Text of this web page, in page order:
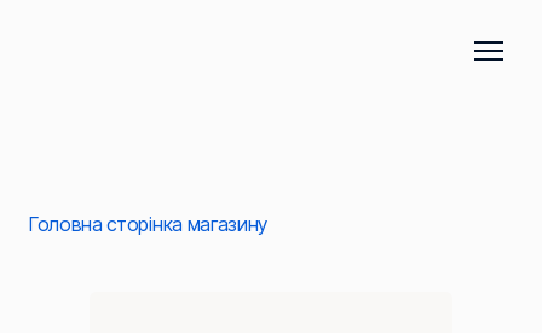
Головна сторінка магазину